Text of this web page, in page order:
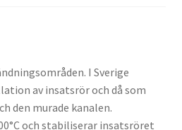
I Sverige
av insatsrör och då som
den murade kanalen.
och stabiliserar insatsröret